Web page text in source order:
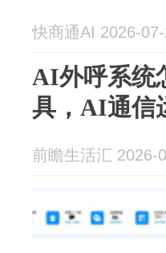
快商通AI 2026-
AI外呼系统
具，AI通信
前瞻生活汇 2026-